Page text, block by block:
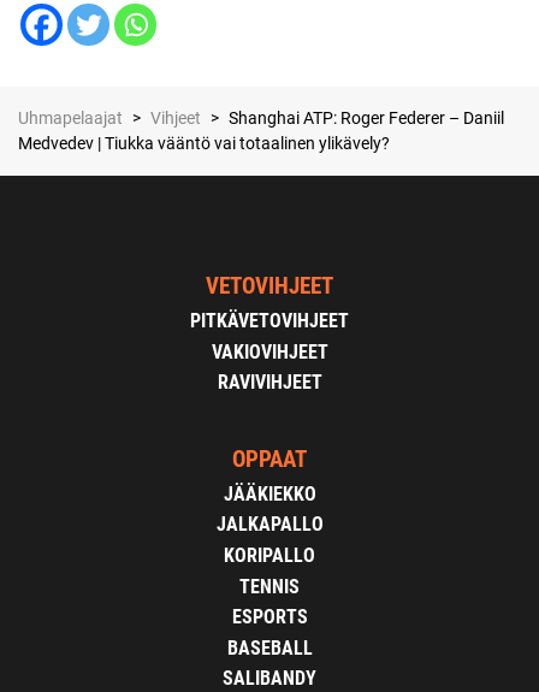
Uhmapelaajat > Vihjeet > Shanghai ATP: Roger Federer – Daniil
Medvedev | Tiukka vääntö vai totaalinen ylikävely?
VETOVIHJEET
PITKÄVETOVIHJEET
VAKIOVIHJEET
RAVIVIHJEET
OPPAAT
JÄÄKIEKKO
JALKAPALLO
KORIPALLO
TENNIS
ESPORTS
BASEBALL
SALIBANDY